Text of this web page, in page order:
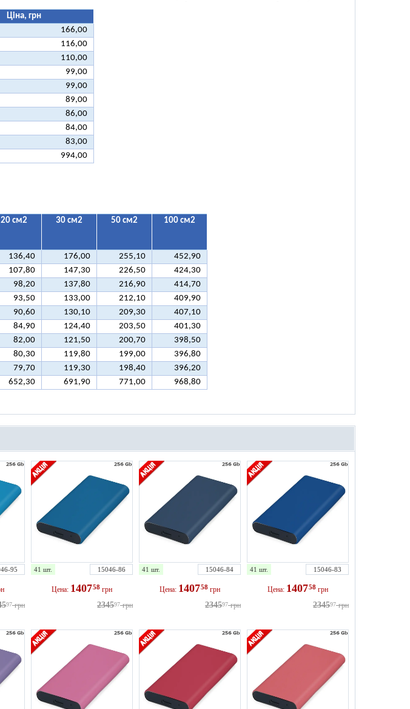
Ціна, грн
166,00
116,00
110,00
99,00
99,00
89,00
86,00
84,00
83,00
994,00
20 см2 30 см2 50 см2 100 см2
136,40 176,00 255,10
452,90
107,80 147,30 226,50
424,30
98,20 137,80 216,90
414,70
93,50 133,00 212,10
409,90
90,60 130,10 209,30
407,10
84,90 124,40 203,50
401,30
82,00 121,50 200,70
398,50
80,30 119,80 199,00
396,80
79,70 119,30 198,40
396,20
652,30 691,90 771,00 968,80
95
97 грн
41 шт. 15046-86
Цена: 140758 грн
234597 грн
41 шт. 15046-84
Цена: 140758 грн
234597 грн
41 шт. 15046-83
Цена: 140758 грн
234597 грн